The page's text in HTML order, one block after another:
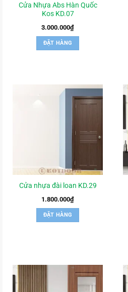
Cửa Nhựa Abs Hàn Quốc
Kos KD.07
3.000.000₫
ĐẶT HÀNG
Cửa nhựa đài loan KD.29
1.800.000₫
ĐẶT HÀNG